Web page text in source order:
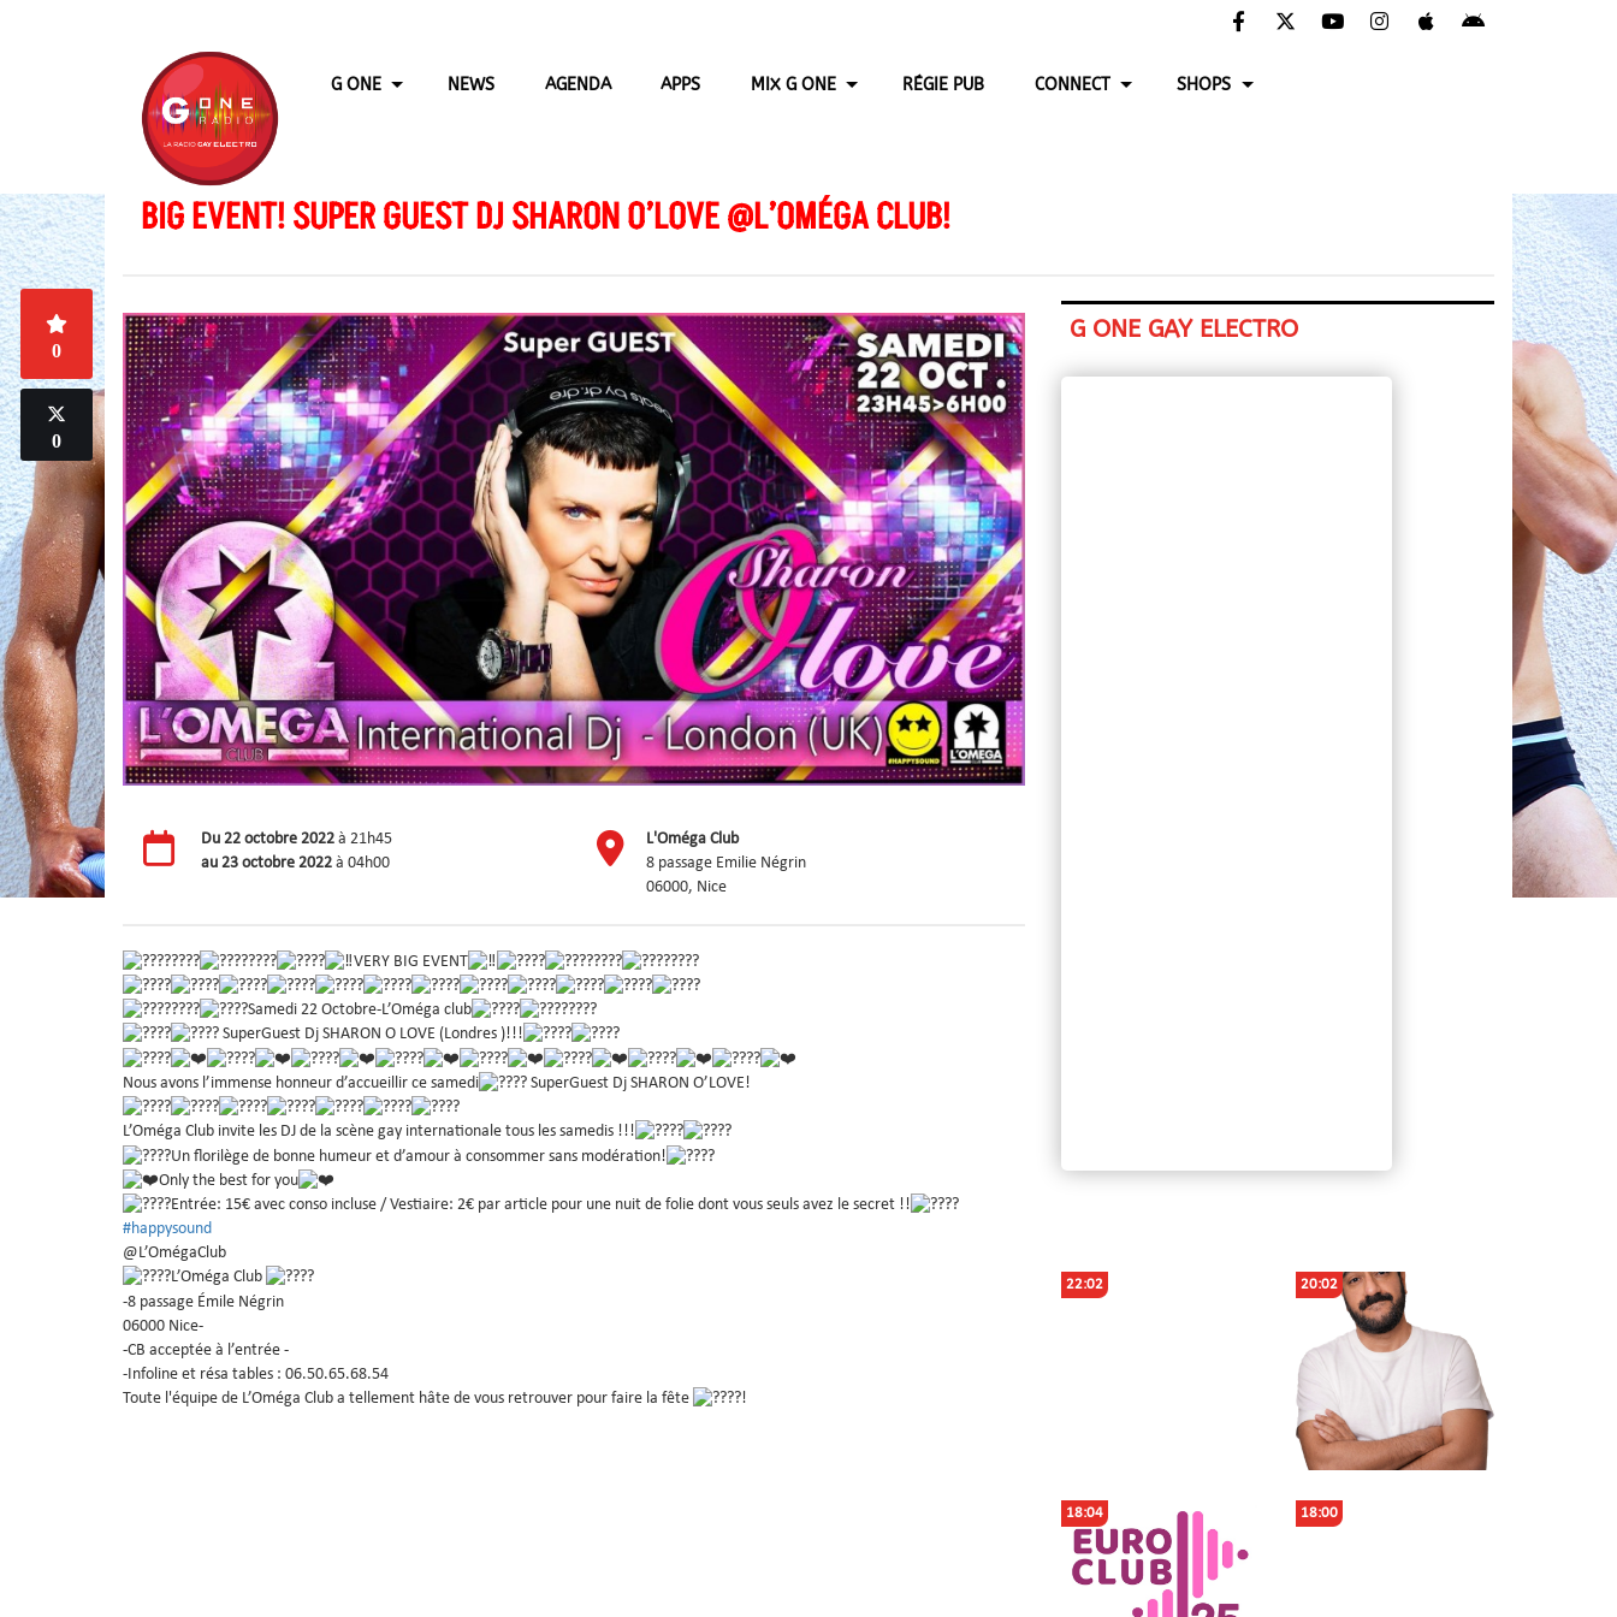
G ONE NEWS AGENDA APPS MIX G ONE RÉGIE PUB CONNECT SHOPS
BIG EVENT! SUPER GUEST DJ SHARON O’LOVE @L’OMÉGA CLUB!
0
0
Du 22 octobre 2022 à 21h45
au 23 octobre 2022 à 04h00
L'Oméga Club
8 passage Emilie Négrin
06000, Nice
VERY BIG EVENT
Samedi 22 Octobre-L’Oméga club
SuperGuest Dj SHARON O LOVE (Londres )!!!
Nous avons l’immense honneur d’accueillir ce samedi SuperGuest Dj SHARON O’LOVE!
L’Oméga Club invite les DJ de la scène gay internationale tous les samedis !!!
Un florilège de bonne humeur et d’amour à consommer sans modération!
Only the best for you
Entrée: 15€ avec conso incluse / Vestiaire: 2€ par article pour une nuit de folie dont vous seuls avez le secret !!
#happysound
@L’OmégaClub
L’Oméga Club
-8 passage Émile Négrin
06000 Nice-
-CB acceptée à l’entrée -
-Infoline et résa tables : 06.50.65.68.54
Toute l'équipe de L’Oméga Club a tellement hâte de vous retrouver pour faire la fête
!
G ONE GAY ELECTRO
22:02 20:02
18:04 18:00